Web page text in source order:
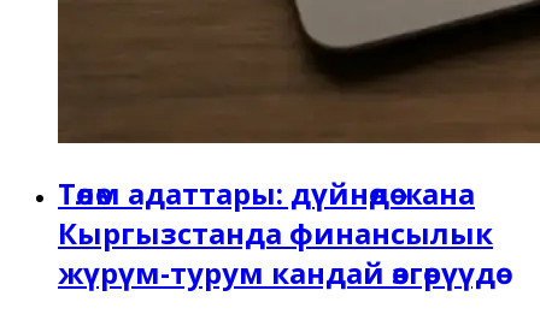
Төлөм адаттары: дүйнөдө жана
Кыргызстанда финансылык
жүрүм-турум кандай өзгөрүүдө